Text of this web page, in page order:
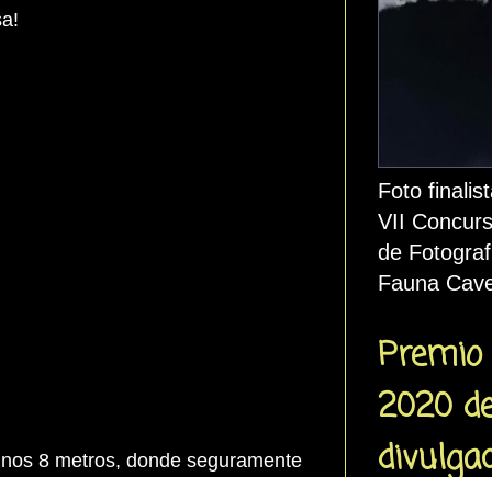
8 metros, donde seguramente
Foto
VII
de
Fauna
Premio
2020